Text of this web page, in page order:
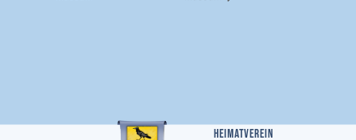
Heimatverein